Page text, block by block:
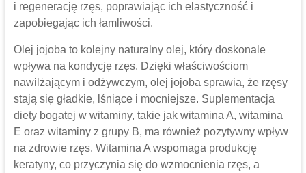
i regenerację rzęs, poprawiając ich elastyczność i
zapobiegając ich łamliwości.
Olej jojoba to kolejny naturalny olej, który doskonale
wpływa na kondycję rzęs. Dzięki właściwościom
nawilżającym i odżywczym, olej jojoba sprawia, że rzęsy
stają się gładkie, lśniące i mocniejsze. Suplementacja
diety bogatej w witaminy, takie jak witamina A, witamina
E oraz witaminy z grupy B, ma również pozytywny wpływ
na zdrowie rzęs. Witamina A wspomaga produkcję
keratyny, co przyczynia się do wzmocnienia rzęs, a